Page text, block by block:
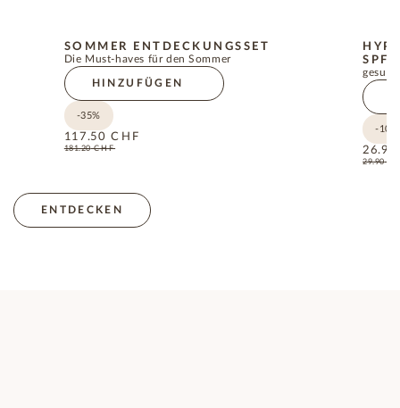
SOMMER ENTDECKUNGSSET
Die Must-haves für den Sommer
HINZUFÜGEN
-35%
117.50 CHF
181.20CHF
-10%
26.90
29.90
ENTDECKEN